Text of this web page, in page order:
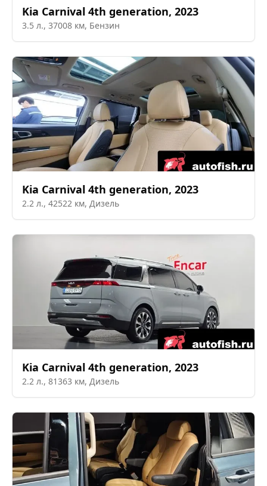
Kia Carnival 4th generation, 2023
3.5 л., 37008 км, Бензин
Kia Carnival 4th generation, 2023
2.2 л., 42522 км, Дизель
Kia Carnival 4th generation, 2023
2.2 л., 81363 км, Дизель